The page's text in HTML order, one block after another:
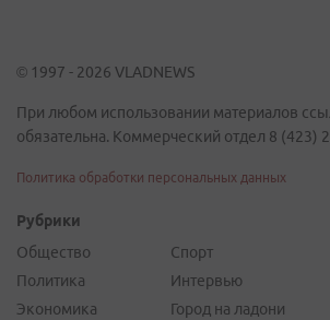
© 1997 - 2026 VLADNEWS
При любом использовании материалов
обязательна. Коммерческий отдел 8 (423)
Политика обработки персональных данных
Рубрики
Общество
Политика
Экономика
Спорт
Интервью
Город на ладони